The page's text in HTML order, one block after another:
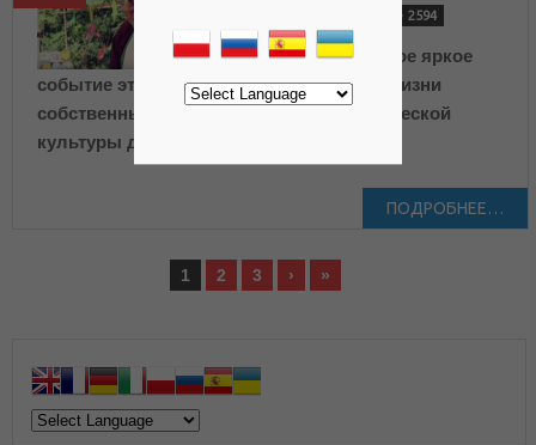
2594
VEDALIFE — самое яркое
событие этого лета для тех, кто ищет в жизни
собственный путь. Это фестиваль ведической
культуры для всей семьи, где
ПОДРОБНЕЕ…
1 2 3 › »